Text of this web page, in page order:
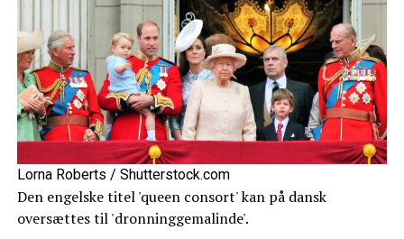
Lorna Roberts / Shutterstock.com
Den engelske titel 'queen consort' kan på dansk
oversættes til 'dronninggemalinde'.